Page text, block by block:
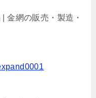
金網の販売・製造・